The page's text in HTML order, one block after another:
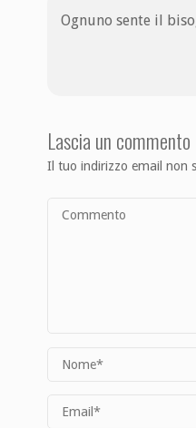
Ognuno sente il
Lascia un commento
Il tuo indirizzo email non